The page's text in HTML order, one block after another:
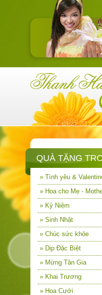
QUÀ TẶNG
» Tình yêu &
» Hoa cho Mẹ -
» Kỷ Niệm
» Sinh Nhật
» Chúc sức khỏe
» Dịp Đặc Biệt
» Mừng Tân Gia
» Khai Trương
» Hoa Cưới